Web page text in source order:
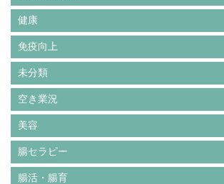
健康
免疫向上
未分類
空き業況
美容
腸セラピー
腸活・腸育